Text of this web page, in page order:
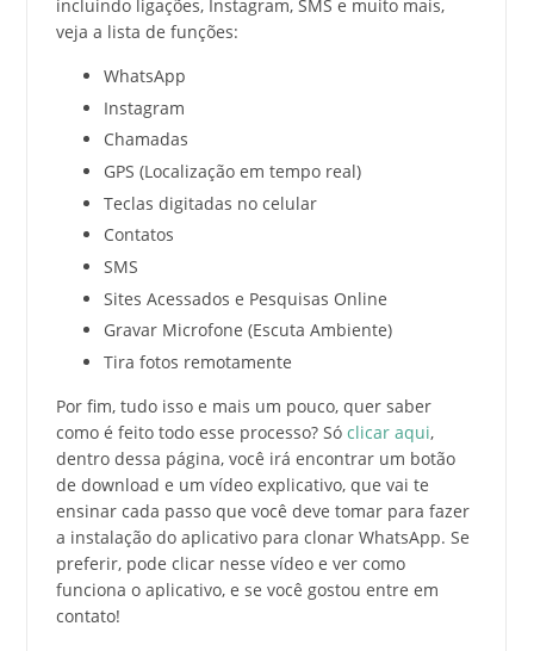
incluindo ligações, Instagram, SMS e muito mais,
veja a lista de funções:
WhatsApp
Instagram
Chamadas
GPS (Localização em tempo real)
Teclas digitadas no celular
Contatos
SMS
Sites Acessados e Pesquisas Online
Gravar Microfone (Escuta Ambiente)
Tira fotos remotamente
Por fim, tudo isso e mais um pouco, quer saber
como é feito todo esse processo? Só clicar aqui,
dentro dessa página, você irá encontrar um botão
de download e um vídeo explicativo, que vai te
ensinar cada passo que você deve tomar para fazer
a instalação do aplicativo para clonar WhatsApp. Se
preferir, pode clicar nesse vídeo e ver como
funciona o aplicativo, e se você gostou entre em
contato!